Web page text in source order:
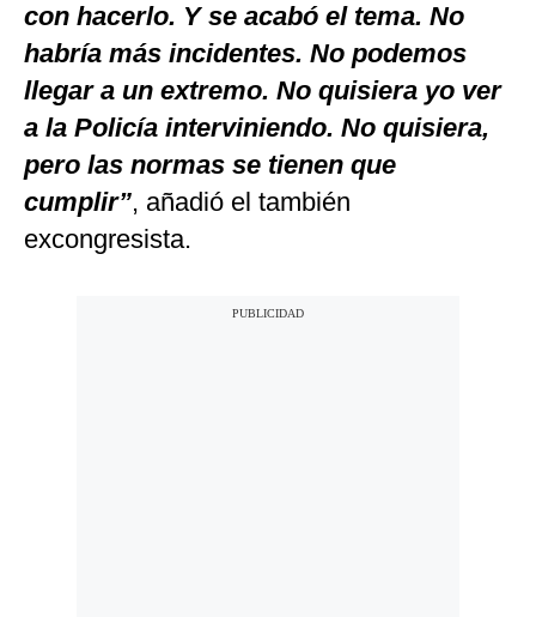
con hacerlo. Y se acabó el tema. No
habría más incidentes. No podemos
llegar a un extremo. No quisiera yo ver
a la Policía interviniendo. No quisiera,
pero las normas se tienen que
cumplir”, añadió el también
excongresista.